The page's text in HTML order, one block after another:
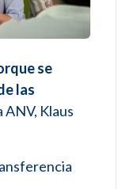
se
las
ANV, Klaus